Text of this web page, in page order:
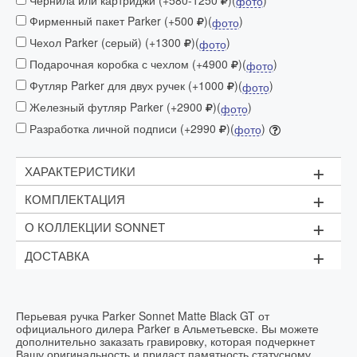
Фирменный пакет Parker (+500
)(фото)
Чехол Parker (серый) (+1300
)(фото)
Подарочная коробка с чехлом (+4900
)(фото)
Футляр Parker для двух ручек (+1000
)(фото)
Железный футляр Parker (+2900
)(фото)
Разработка личной подписи (+2990
)(фото)
ХАРАКТЕРИСТИКИ +
с колпачком
Материал:
покрытие корпуса
23K
зажим колпачка: сталь, покрытая золотом23K
зона захвата: пластик
КОМПЛЕКТАЦИЯ +
Чёрный картридж - 2 шт.
Конвертер Standart
Фирменный футляр
О КОЛЛЕКЦИИ SONNET +
SONNET - одна из самых элегантных коллекций
изысканными деталями.
ДОСТАВКА +
Перьевая ручка Parker Sonnet Matte Black GT от
официального дилера Parker в Альметьевске. Вы можете
дополнительно заказать гравировку, которая подчеркнет